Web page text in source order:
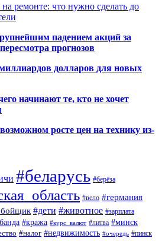
ремонте: что нужно сделать до
падением акций за
прогнозов
долларов для новых
начинают те, кто не хочет
росте цен на технику из-
#беларусь #берёза
#вело #германия
#дети #животное #зарплата
#кража #курс_валют #литва #минск
#налог #недвижимость #очередь #пинск